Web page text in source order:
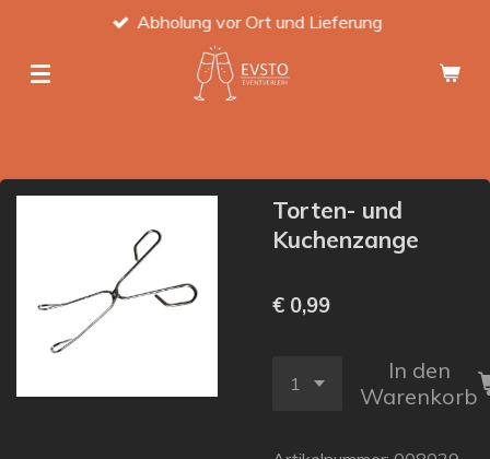
springen
Abholung vor Ort und Lieferung
Torten- und
Kuchenzange
€ 0,99
In den
Warenkorb